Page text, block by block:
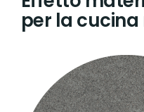
per la